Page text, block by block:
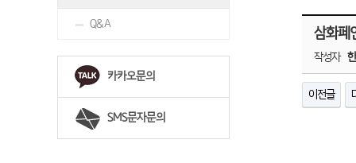
Q&A
카카오문의
SMS문자문의
삼화페
작성자
이전글